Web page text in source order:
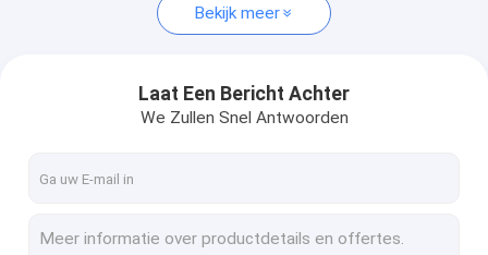
Bottel inspectie machine
Machine voor het inspecteren van voorvormen
IML-inspectiemachine
Bekijk meer
Laat Een Bericht Achter
We Zullen Snel Antwoorden